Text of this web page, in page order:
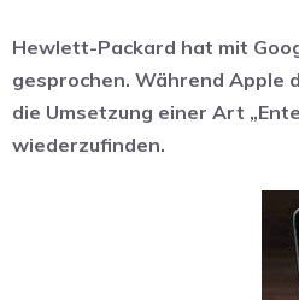
Hewlett-Packard hat mit
gesprochen. Während Apple
die Umsetzung einer Art
wiederzufinden.